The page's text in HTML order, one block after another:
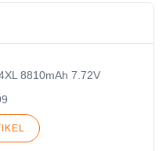
8810mAh 7.72V